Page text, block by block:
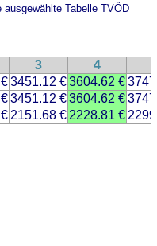
Tabelle TVÖD
3 4
3451.12 €3604.62 €
3451.12 €3604.62 €
2151.68 € 2228.81 €